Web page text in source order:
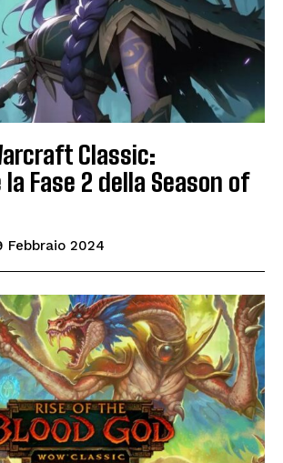
Classic:
Fase 2 della Season of
Febbraio 2024